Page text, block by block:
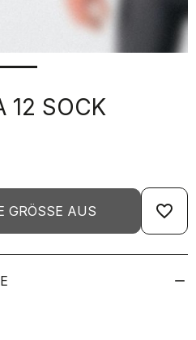
12 SOCK
AUS favorite_border